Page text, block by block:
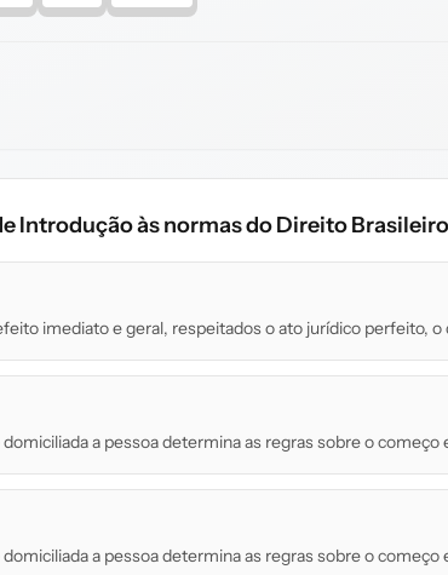
Introdução às normas do Direito Brasileiro
imediato e geral, respeitados o ato jurídico perfeito, o
que domiciliada a pessoa determina as regras sobre o começo
que domiciliada a pessoa determina as regras sobre o começo